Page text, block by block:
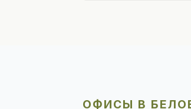
ОФИСЫ В